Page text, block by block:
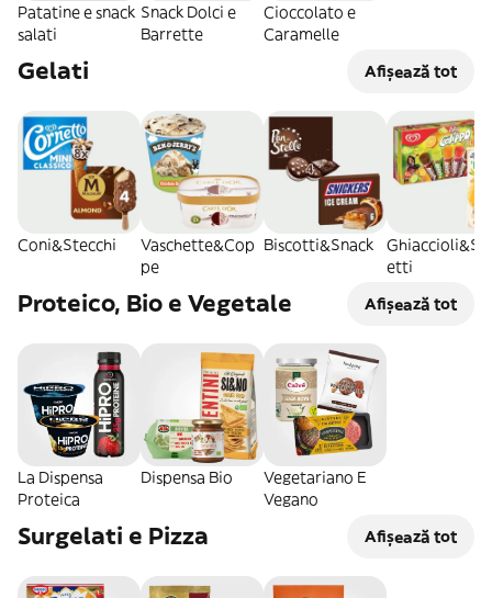
Patatine e snack
salati
Snack Dolci e
Barrette
Cioccolato e
Caramelle
Gelati Afișează tot
Coni&Stecchi
Vaschette&Cop
pe
Biscotti&Snack
etti
Proteico, Bio e Vegetale Afișează tot
La Dispensa
Proteica
Dispensa Bio
Vegetariano E
Vegano
Surgelati e Pizza Afișează tot